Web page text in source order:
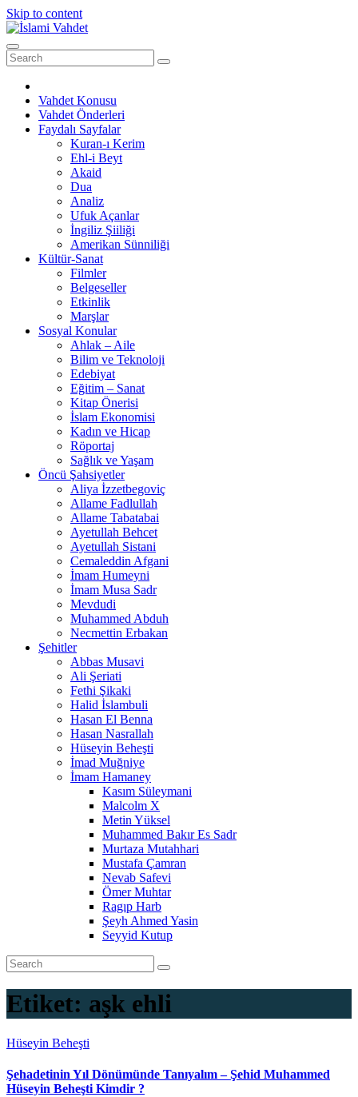
Skip to content
Vahdet Konusu
Vahdet Önderleri
Faydalı Sayfalar
Kuran-ı Kerim
Ehl-i Beyt
Akaid
Dua
Analiz
Ufuk Açanlar
İngiliz Şiiliği
Amerikan Sünniliği
Kültür-Sanat
Filmler
Belgeseller
Etkinlik
Marşlar
Sosyal Konular
Ahlak – Aile
Bilim ve Teknoloji
Edebiyat
Eğitim – Sanat
Kitap Önerisi
İslam Ekonomisi
Kadın ve Hicap
Röportaj
Sağlık ve Yaşam
Öncü Şahsiyetler
Aliya İzzetbegoviç
Allame Fadlullah
Allame Tabatabai
Ayetullah Behcet
Ayetullah Sistani
Cemaleddin Afgani
İmam Humeyni
İmam Musa Sadr
Mevdudi
Muhammed Abduh
Necmettin Erbakan
Şehitler
Abbas Musavi
Ali Şeriati
Fethi Şikaki
Halid İslambuli
Hasan El Benna
Hasan Nasrallah
Hüseyin Beheşti
İmad Muğniye
İmam Hamaney
Kasım Süleymani
Malcolm X
Metin Yüksel
Muhammed Bakır Es Sadr
Murtaza Mutahhari
Mustafa Çamran
Nevab Safevi
Ömer Muhtar
Ragıp Harb
Şeyh Ahmed Yasin
Seyyid Kutup
Etiket: aşk ehli
Hüseyin Beheşti
Şehadetinin Yıl Dönümünde Tanıyalım – Şehid Muhammed
Hüseyin Beheşti Kimdir ?